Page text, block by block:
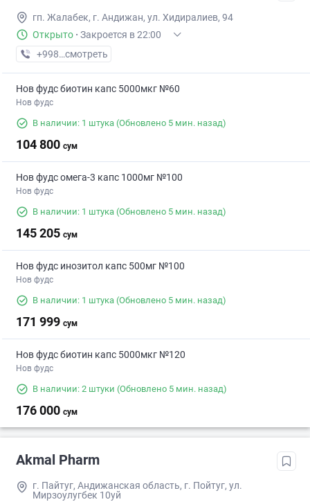
гп. Жалабек, г. Андижан, ул. Хидиралиев, 94
Открыто · Закроется в 22:00
+998 (90) XXX-XX-XX
смотреть
Нов фудс биотин капс 5000мкг №60
Нов фудс
В наличии: 1 штука (Обновлено 5 мин. назад)
104 800 сум
Нов фудс омега-3 капс 1000мг №100
Нов фудс
В наличии: 1 штука (Обновлено 5 мин. назад)
145 205 сум
Нов фудс инозитол капс 500мг №100
Нов фудс
В наличии: 1 штука (Обновлено 5 мин. назад)
171 999 сум
Нов фудс биотин капс 5000мкг №120
Нов фудс
В наличии: 2 штуки (Обновлено 5 мин. назад)
176 000 сум
Akmal Pharm
г. Пайтуг, Андижанская область, г. Пойтуг, ул.
Мирзоулугбек 10уй